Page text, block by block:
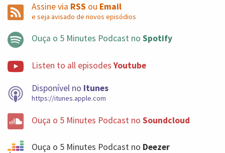
Assine via RSS ou Email
e seja avisado de novos episódios
Ouça o 5 Minutes Podcast no Spotify
Listen to all episodesYoutube
Disponível no Itunes
https://itunes.apple.com
Ouça o 5 Minutes Podcast no Soundcloud
Ouça o 5 Minutes Podcast no Deezer